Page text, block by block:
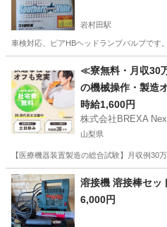
岩村田駅
車検対応、ピアHBヘッドランプバルブです
岩村田駅 パーツ
≪寮無料・月収30
の機械操作・製造
時給1,600円
株式会社BREXA
山梨県
【医療機器装置製造の総合試験】月収例
山梨 その他
溶接機 溶接棒セッ
6,000円